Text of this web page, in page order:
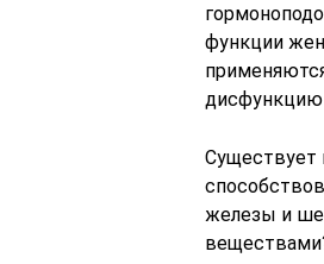
функции
дисфункцию
Существует
железы и